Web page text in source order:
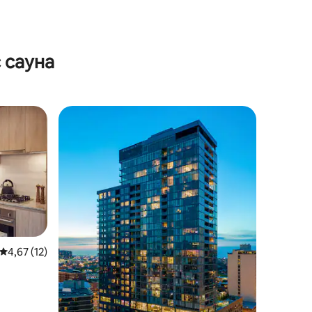
Средна оценка: 4,67 от 5, 12 отзива
4,67 (12)